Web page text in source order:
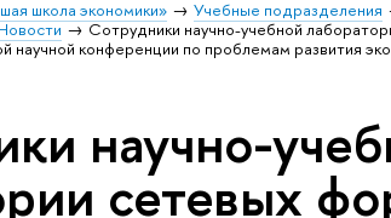
школа экономики» Учебные подразделения
Сотрудники научно-учебной
научной конференции по проблемам развития
научно-
сетевых